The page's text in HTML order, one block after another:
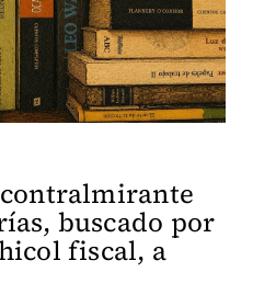
buscado por
fiscal, a